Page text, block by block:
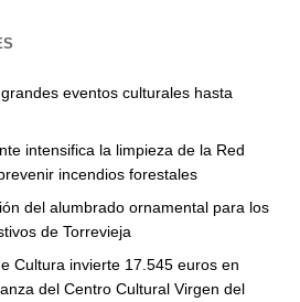
eventos culturales hasta
intensifica la limpieza de la Red
incendios forestales
del alumbrado ornamental para los
de Torrevieja
Cultura invierte 17.545 euros en
del Centro Cultural Virgen del